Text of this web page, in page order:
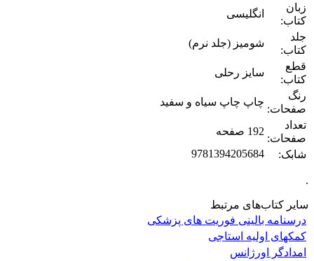
زبان
کتاب:
انگلیسی
جلد
کتاب:
شومیز (جلد نرم)
قطع
کتاب:
سایز رحلی
رنگ
صفحات:
چاپ چاپ سیاه و سفید
تعداد
صفحات:
192 صفحه
شابک:
9781394205684
.
سایر کتاب‌های مرتبط
درسنامه بالینی فوریت های پزشکی
کمکهای اولیه استاجی
امدادگر اورژانس